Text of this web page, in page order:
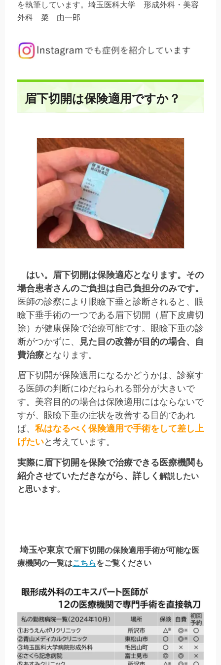
を執筆しています。埼玉医科大学 形成外科・美容
外科 簗 由一郎
眉下切開は保険適用ですか？
はい。眉下切開は保険適応となります。その
場合患者さんのご負担は自己負担分のみです。
医師の診察により眼瞼下垂と診断されると、眼
瞼下垂手術の一つである眉下切開（眉下皮膚切
除）が健康保険で治療可能です。眼瞼下垂の診
断がつかずに、
見た目の改善が目的の場合、自
費治療となります。
眉下切開が保険適用になるかどうかは、診察す
る医師の判断にゆだねられる部分が大きいで
す。美容目的の場合は保険適用にはならないで
すが、眼瞼下垂の症状を改善する目的であれ
ば、 私はなるべく保険適用で手術をして差し上
げたいと考えています。
実際に眉下切開を保険で治療できる医療機関も
紹介させていただきながら、詳しく 解説したい
と思います。
埼玉や東京で眉下切開の保険適用手術が可能な医
療機関の一覧はこ ちらをご覧ください